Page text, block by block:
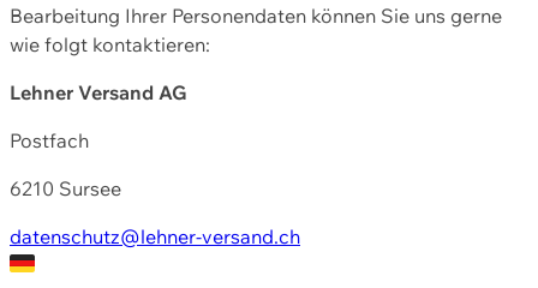
Bearbeitung Ihrer Personendaten können Sie uns gerne
wie folgt kontaktieren:
Lehner Versand AG
Postfach
6210 Sursee
datenschutz@lehner-versand.ch